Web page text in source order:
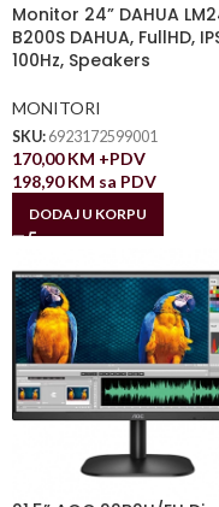
Monitor 24” DAHUA
B200S DAHUA, FullHD,
100Hz, Speakers
MONITORI
SKU: 6923172599001
170,00KM +PDV
198,90KM sa PDV
DODAJ U KORPU